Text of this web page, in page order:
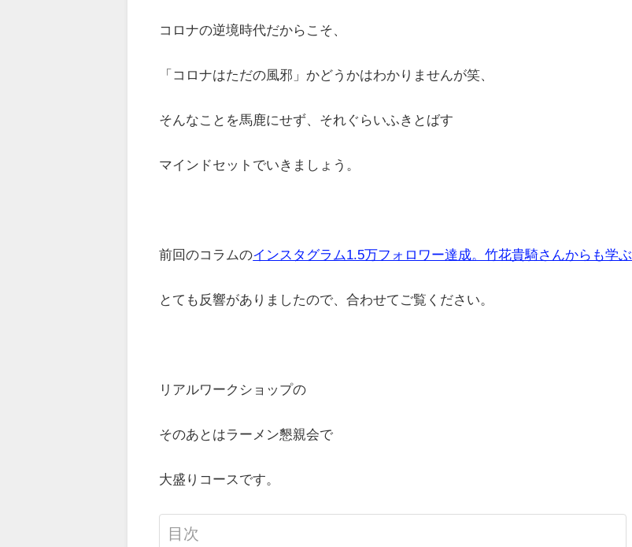
コロナの逆境時代だからこそ、
「コロナはただの風邪」かどうかはわかりませんが笑、
そんなことを馬鹿にせず、それぐらいふきとばす
マインドセットでいきましょう。
前回のコラムのインスタグラム1.5万フォロワー達成。竹花貴騎さんからも学ぶ
とても反響がありましたので、合わせてご覧ください。
リアルワークショップの
そのあとはラーメン懇親会で
大盛りコースです。
目次